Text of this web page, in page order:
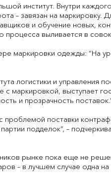
институт. Внутри
– завязан на маркировку.
и обучение новых,
выливается в
маркировки одежды: “На
логистики и управления
маркировкой, выступает
и прозрачность
поставки
подделок”, –
рынке пока еще не
– в лучшем случае одна